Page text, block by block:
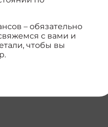
– обязательно
с вами и
чтобы вы